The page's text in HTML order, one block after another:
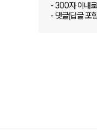
- 300자 이내
- 댓글(답글 포